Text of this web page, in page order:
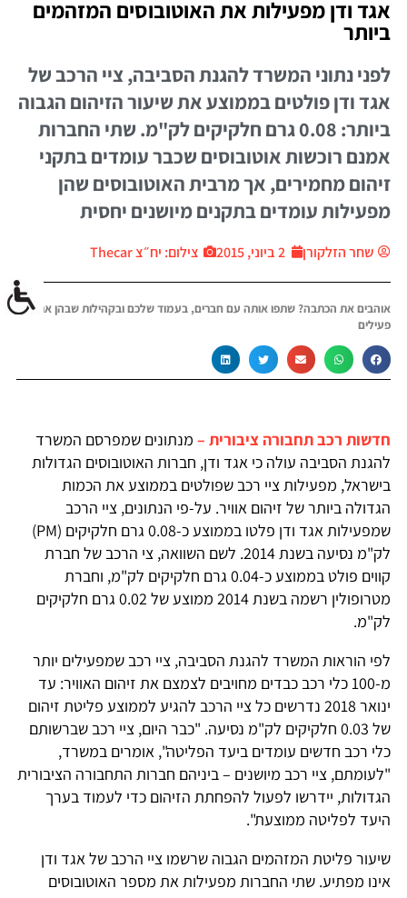
אגד ודן מפעילות את האוטובוסים המזהמים
ביותר
לפני נתוני המשרד להגנת הסביבה, ציי הרכב של
אגד ודן פולטים בממוצע את שיעור הזיהום הגבוה
ביותר: 0.08 גרם חלקיקים לק"מ. שתי החברות
אמנם רוכשות אוטובוסים שכבר עומדים בתקני
זיהום מחמירים, אך מרבית האוטובוסים שהן
מפעילות עומדים בתקנים מיושנים יחסית
שחר הזלקורן 2 ביוני, 2015 צילום: יח״צ Thecar
אוהבים את הכתבה? שתפו אותה עם חברים, בעמוד שלכם ובקהילות שבהן אתם
פעילים
חדשות רכב תחבורה ציבורית – מנתונים שמפרסם המשרד
להגנת הסביבה עולה כי אגד ודן, חברות האוטובוסים הגדולות
בישראל, מפעילות ציי רכב שפולטים בממוצע את הכמות
הגדולה ביותר של זיהום אוויר. על-פי הנתונים, ציי הרכב
שמפעילות אגד ודן פלטו בממוצע כ-0.08 גרם חלקיקים (PM)
לק"מ נסיעה בשנת 2014. לשם השוואה, צי הרכב של חברת
קווים פולט בממוצע כ-0.04 גרם חלקיקים לק"מ, וחברת
מטרופולין רשמה בשנת 2014 ממוצע של 0.02 גרם חלקיקים
לק"מ.
לפי הוראות המשרד להגנת הסביבה, ציי רכב שמפעילים יותר
מ-100 כלי רכב כבדים מחויבים לצמצם את זיהום האוויר: עד
ינואר 2018 נדרשים כל ציי הרכב להגיע לממוצע פליטת זיהום
של 0.03 חלקיקים לק"מ נסיעה. "כבר היום, ציי רכב שברשותם
כלי רכב חדשים עומדים ביעד הפליטה", אומרים במשרד,
"לעומתם, ציי רכב מיושנים – ביניהם חברות התחבורה הציבורית
הגדולות, יידרשו לפעול להפחתת הזיהום כדי לעמוד בערך
היעד לפליטה ממוצעת".
שיעור פליטת המזהמים הגבוה שרשמו ציי הרכב של אגד ודן
אינו מפתיע. שתי החברות מפעילות את מספר האוטובוסים